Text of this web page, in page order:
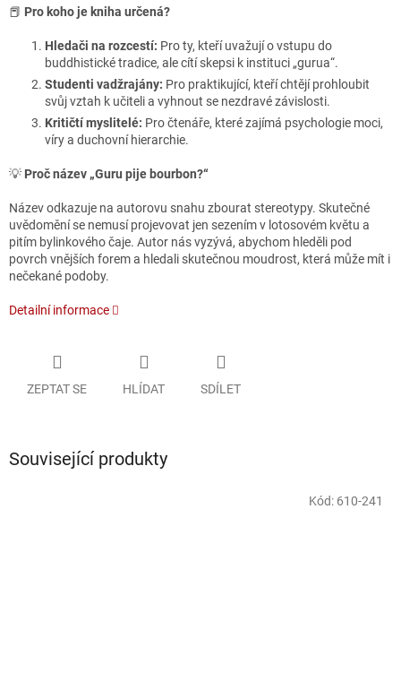
📕 Pro koho je kniha určená?
Hledači na rozcestí: Pro ty, kteří uvažují o vstupu do
buddhistické tradice, ale cítí skepsi k instituci „gurua“.
Studenti vadžrajány: Pro praktikující, kteří chtějí prohloubit
svůj vztah k učiteli a vyhnout se nezdravé závislosti.
Kritičtí myslitelé: Pro čtenáře, které zajímá psychologie moci,
víry a duchovní hierarchie.
💡 Proč název „Guru pije bourbon?“
Název odkazuje na autorovu snahu zbourat stereotypy. Skutečné
uvědomění se nemusí projevovat jen sezením v lotosovém květu a
pitím bylinkového čaje. Autor nás vyzývá, abychom hleděli pod
povrch vnějších forem a hledali skutečnou moudrost, která může mít i
nečekané podoby.
Detailní informace
ZEPTAT SE HLÍDAT SDÍLET
Související produkty
Kód: 610-241